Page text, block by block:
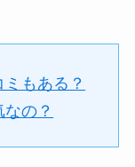
もある？
の？